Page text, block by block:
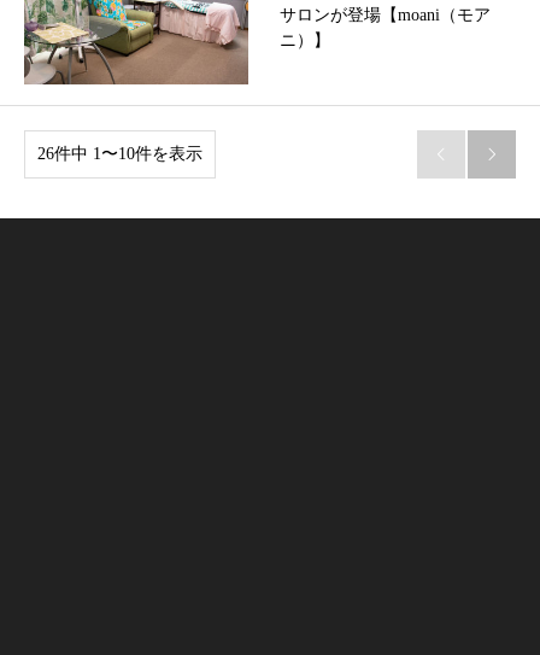
サロンが登場【moani（モア
ニ）】
26件中 1〜10件を表示  